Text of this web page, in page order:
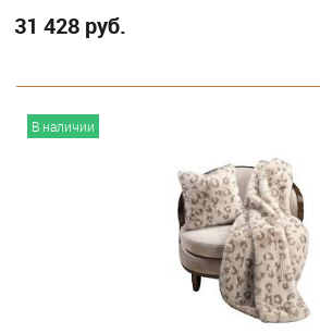
31 428 руб.
В наличии